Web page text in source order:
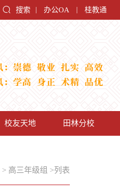
办公OA 桂教通
搜索
校友天地 田林分校
> 高三年级组 >列表